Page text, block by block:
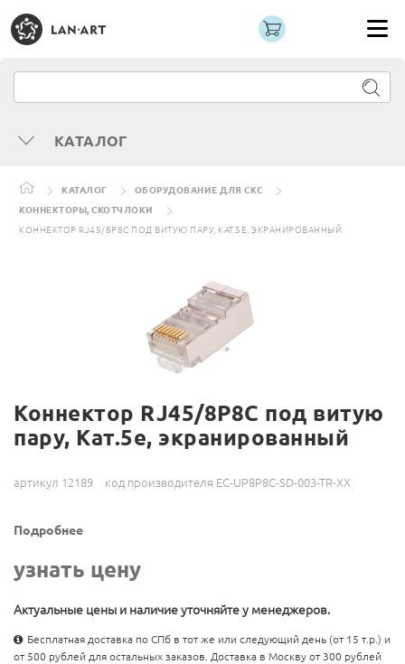
КАТАЛОГ
КАТАЛОГ
ОБОРУДОВАНИЕ ДЛЯ СКС
КОННЕКТОРЫ, СКОТЧЛОКИ
КОННЕКТОР RJ45/8P8C ПОД ВИТУЮ ПАРУ, КАТ.5E, ЭКРАНИРОВАННЫЙ
Коннектор RJ45/8P8C под витую
пару, Кат.5e, экранированный
артикул 12189 код производителя EC-UP8P8C-SD-003-TR-XX
Подробнее
узнать цену
Актуальные цены и наличие уточняйте у менеджеров.
Бесплатная доставка по СПб в тот же или следующий день (от 15 т.р.) и
от 500 рублей для остальных заказов. Доставка в Москву от 300 рублей